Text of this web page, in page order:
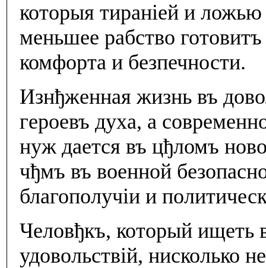
которыя тиранiей и
меньшее рабство
комфорта и безпечности.
Изнђженная жизнь въ
героевъ духа, а
нуж дается въ цђломъ
чђмъ въ военной
благополучiи и
Человђкъ, который
удовольствiй, нисколько